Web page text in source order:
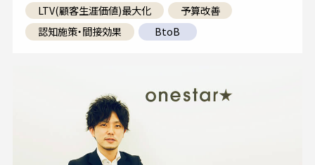
LTV(顧客生涯価値)最大化
予算改善
認知施策・間接効果
BtoB